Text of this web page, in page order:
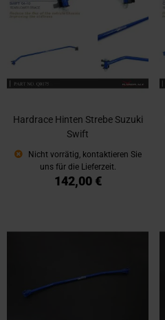
Hardrace Hinten Strebe Suzuki
Swift
Nicht vorrätig, kontaktieren Sie
uns für die Lieferzeit.
142,00 €